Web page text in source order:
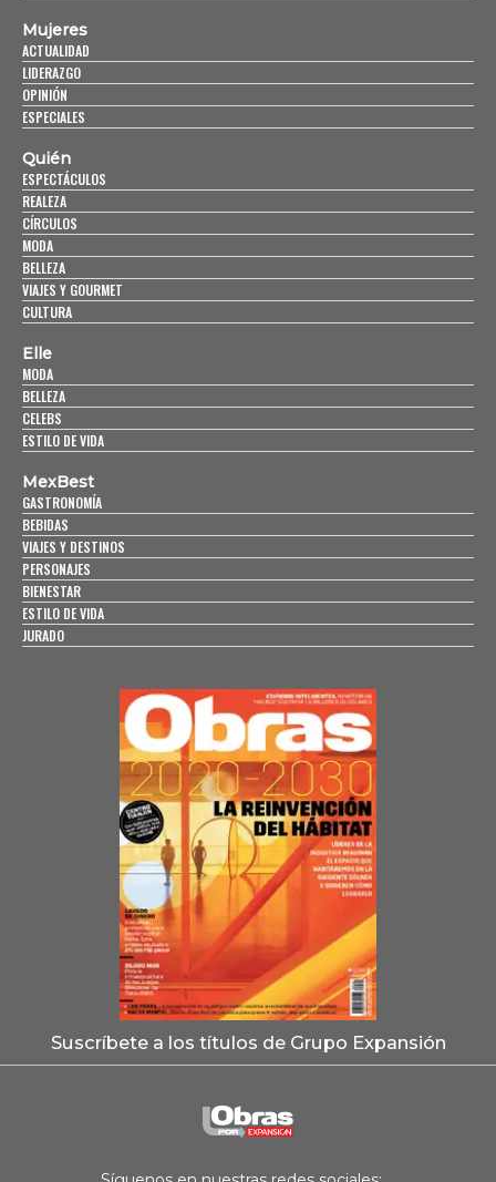
Mujeres
ACTUALIDAD
LIDERAZGO
OPINIÓN
ESPECIALES
Quién
ESPECTÁCULOS
REALEZA
CÍRCULOS
MODA
BELLEZA
VIAJES Y GOURMET
CULTURA
Elle
MODA
BELLEZA
CELEBS
ESTILO DE VIDA
MexBest
GASTRONOMÍA
BEBIDAS
VIAJES Y DESTINOS
PERSONAJES
BIENESTAR
ESTILO DE VIDA
JURADO
Suscríbete a los títulos de Grupo Expansión